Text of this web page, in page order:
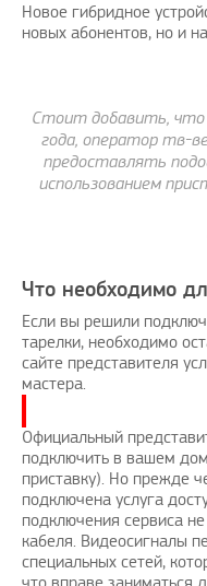
Новое гибридное
новых абонентов, но и
Стоит добавить, что
года, оператор тв-
предоставлять
использованием
Что необходимо
Если вы решили
тарелки, необходимо
сайте представителя
мастера.
Официальный
подключить в вашем
приставку). Но прежде
подключена услуга
подключения сервиса
кабеля. Видеосигналы
специальных сетей,